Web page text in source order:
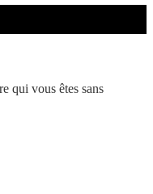
qui vous êtes sans